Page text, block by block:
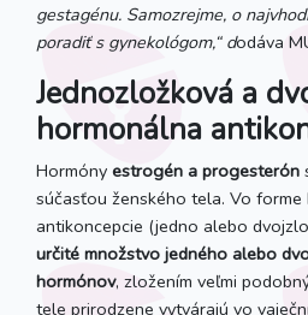
gestagénu. Samozrejme, o
poradiť s gynekológom,“ dodáva
Jednozložková a
hormonálna
Hormóny estrogén a progesterón
súčasťou ženského tela. Vo forme
antikoncepcie (jedno alebo
určité množstvo jedného alebo
hormónov, zložením veľmi
tele prirodzene vytvárajú vo